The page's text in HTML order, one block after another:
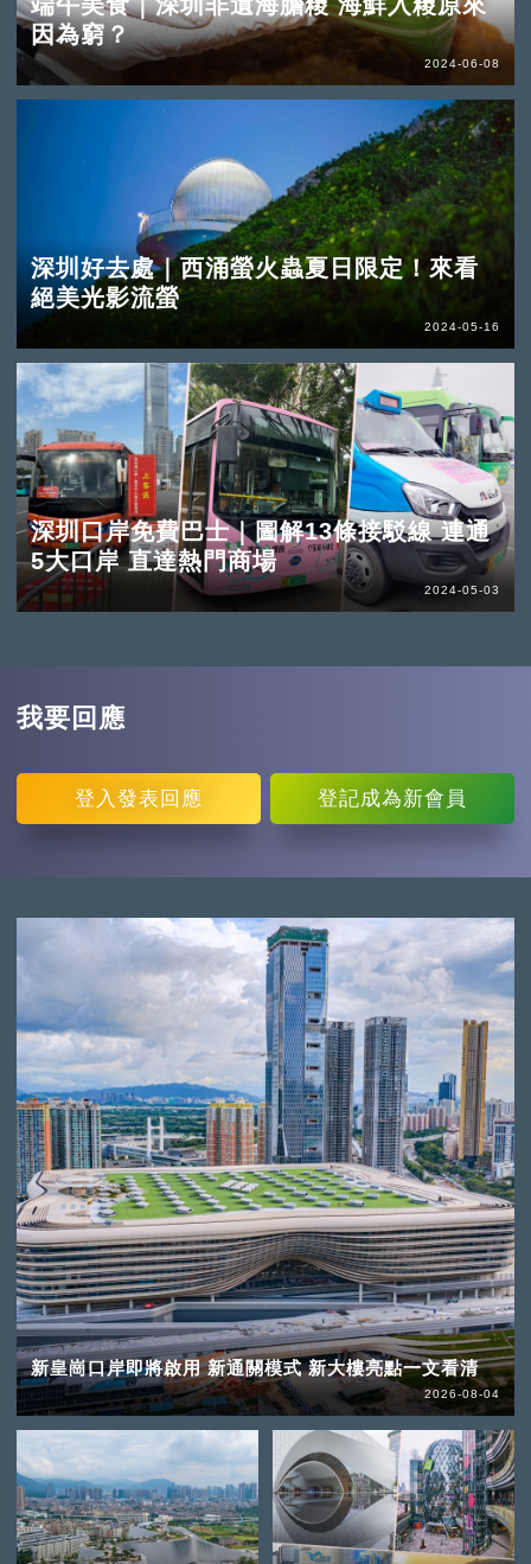
因為窮？
2024-06-08
深圳好去處｜西涌螢火蟲夏日限定！來看
絕美光影流螢
2024-05-16
深圳口岸免費巴士｜圖解13條接駁線 連通
5大口岸 直達熱門商場
2024-05-03
我要回應
登入 發表回應 登記成為新會員
新皇崗口岸即將啟用 新通關模式 新大樓亮點一文看清
2026-08-04